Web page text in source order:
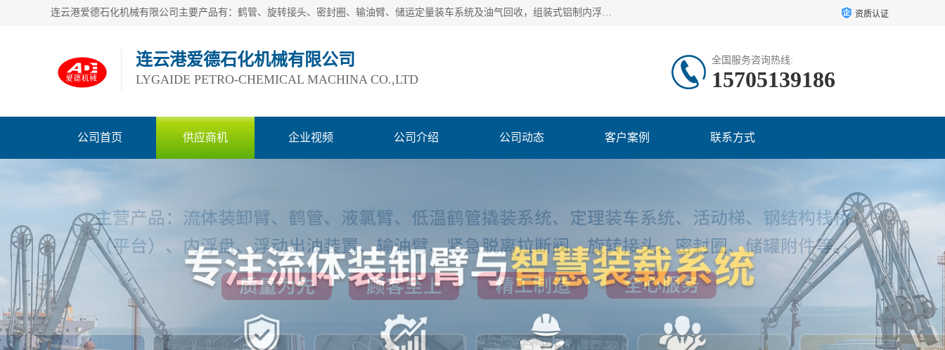
连云港爱德石化机械有限公司主要产品有：鹤管、旋转接头、密封圈、输油臂、储运定量装车系统及油气回收，组装式铝制内浮盘及油罐附件、钢结构栈桥/平台、活动梯、紧急脱离拉断阀等。完备的制造和检测手段以及高素质的员工确保了产品的质量。 资质认证
连云港爱德石化机械有限公司
LYGAIDE PETRO-CHEMICAL MACHINA CO.,LTD
全国服务咨询热线:
15705139186
公司首页 供应商机 企业视频 公司介绍 公司动态 客户案例 联系方式